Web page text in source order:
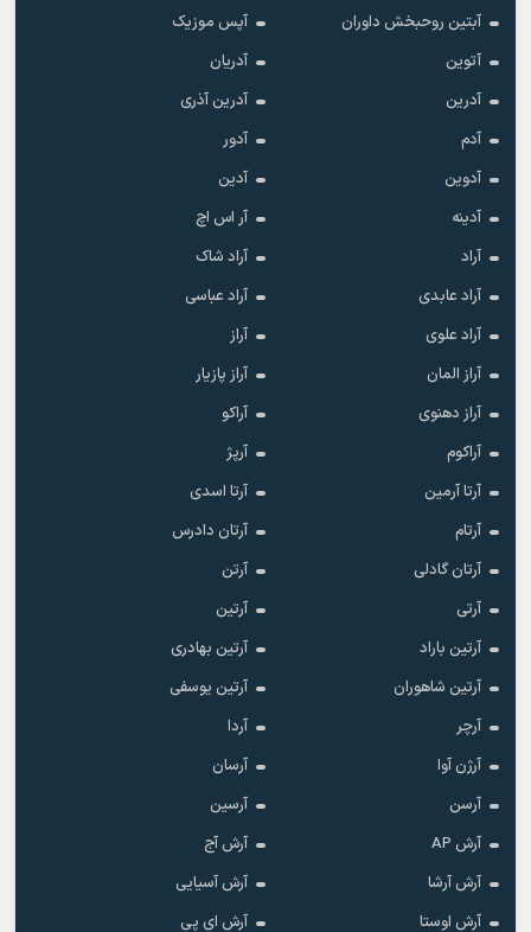
آبتین روحبخش داوران
آپس موزیک
آتوین
آدریان
آدرین
آدرین آذری
آدم
آدور
آدوین
آدین
آدینه
آر اس اچ
آراد
آراد شاک
آراد عابدی
آراد عباسی
آراد علوی
آراز
آراز المان
آراز پازیار
آراز دهنوی
آراکو
آراکوم
آرپژ
آرتا آرمین
آرتا اسدی
آرتام
آرتان دادرس
آرتان گادلی
آرتن
آرتی
آرتین
آرتین باراد
آرتین بهادری
آرتین شاهوران
آرتین یوسفی
آرچر
آردا
آرژن آوا
آرسان
آرسن
آرسین
آرش AP
آرش آج
آرش آرشا
آرش آسیایی
آرش اوستا
آرش ای پی